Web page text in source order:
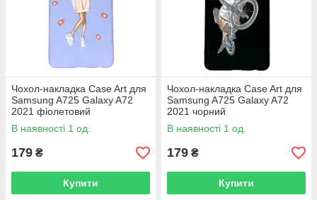
Чохол-накладка Case Art для
Samsung A725 Galaxy A72
2021 фіолетовий
В наявності 1 од.
179 ₴
Купити
Чохол-накладка Case Art для
Samsung A725 Galaxy A72
2021 чорний
В наявності 1 од.
179 ₴
Купити